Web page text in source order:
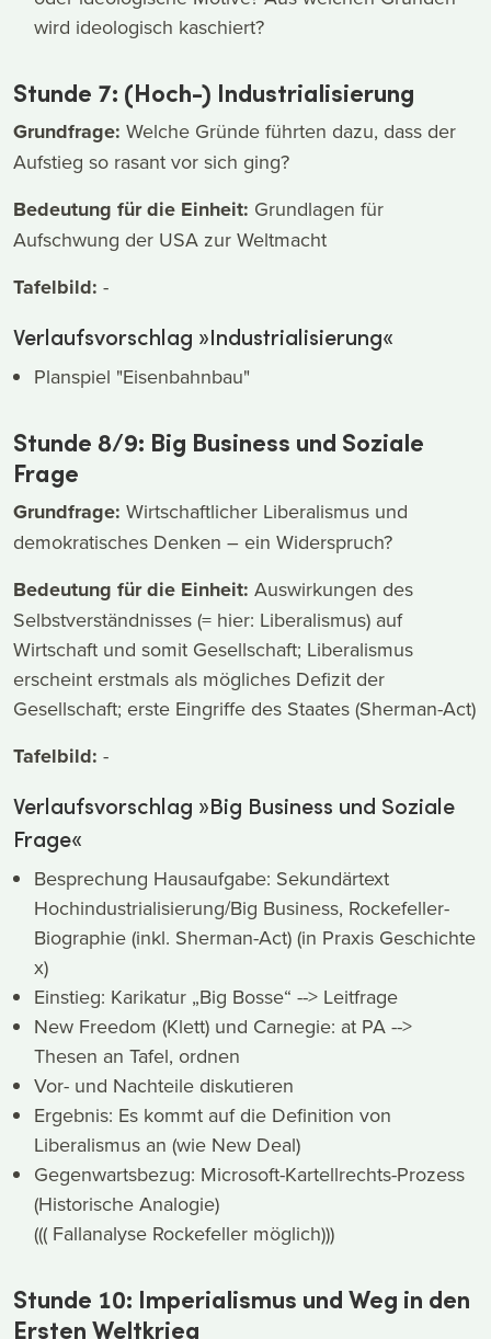
wird ideologisch kaschiert?
Stunde 7: (Hoch-) Industrialisierung
Grundfrage: Welche Gründe führten dazu, dass der
Aufstieg so rasant vor sich ging?
Bedeutung für die Einheit: Grundlagen für
Aufschwung der USA zur Weltmacht
Tafelbild: -
Verlaufsvorschlag »Industrialisierung«
Planspiel "Eisenbahnbau"
Stunde 8/9: Big Business und Soziale
Frage
Grundfrage: Wirtschaftlicher Liberalismus und
demokratisches Denken – ein Widerspruch?
Bedeutung für die Einheit: Auswirkungen des
Selbstverständnisses (= hier: Liberalismus) auf
Wirtschaft und somit Gesellschaft; Liberalismus
erscheint erstmals als mögliches Defizit der
Gesellschaft; erste Eingriffe des Staates (Sherman-Act)
Tafelbild: -
Verlaufsvorschlag »Big Business und Soziale
Frage«
Besprechung Hausaufgabe: Sekundärtext
Hochindustrialisierung/Big Business, Rockefeller-
Biographie (inkl. Sherman-Act) (in Praxis Geschichte
x)
Einstieg: Karikatur „Big Bosse“ --> Leitfrage
New Freedom (Klett) und Carnegie: at PA -->
Thesen an Tafel, ordnen
Vor- und Nachteile diskutieren
Ergebnis: Es kommt auf die Definition von
Liberalismus an (wie New Deal)
Gegenwartsbezug: Microsoft-Kartellrechts-Prozess
(Historische Analogie)
((( Fallanalyse Rockefeller möglich)))
Stunde 10: Imperialismus und Weg in den
Ersten Weltkrieg